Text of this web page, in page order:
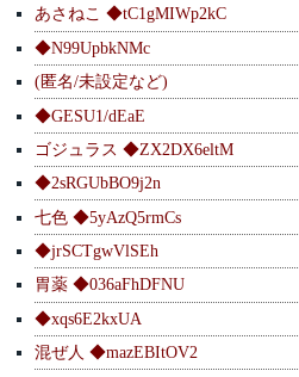
あさねこ ◆tC1gMIWp2kC
◆N99UpbkNMc
(匿名/未設定など)
◆GESU1/dEaE
ゴジュラス ◆ZX2DX6eltM
◆2sRGUbBO9j2n
七色 ◆5yAzQ5rmCs
◆jrSCTgwVlSEh
胃薬 ◆036aFhDFNU
◆xqs6E2kxUA
混ぜ人 ◆mazEBItOV2